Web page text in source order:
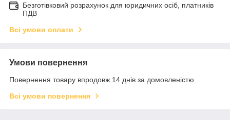
Безготівковий розрахунок для юридичних осіб, платників
ПДВ
Всі умови оплати
Умови повернення
Повернення товару впродовж 14 днів за домовленістю
Всі умови повернення